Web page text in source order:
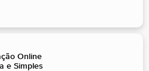
Online
e Simples